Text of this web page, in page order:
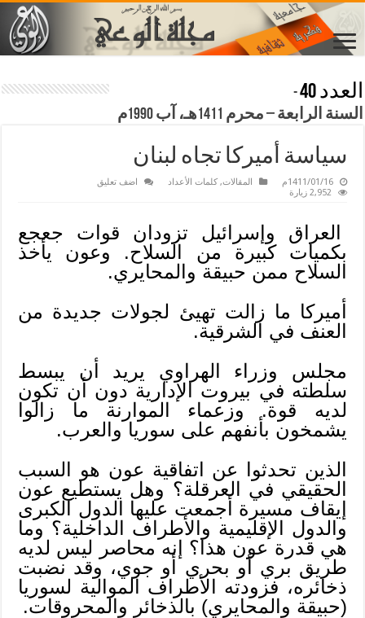
العدد 40
-
السنة الرابعة – محرم 1411هـ، آب 1990م
سياسة أميركا تجاه لبنان
1411/01/16م المقالات,كلمات الأعداد
اضف تعليق
2,952 زيارة
العراق وإسرائيل تزودان قوات جعجع
بكميات كبيرة من السلاح. وعون يأخذ
السلاح ممن حبيقة والمحايري.
أميركا ما زالت تهيئ لجولات جديدة من
العنف في الشرقية.
مجلس وزراء الهراوي يريد أن يبسط
سلطته في بيروت الإدارية دون أن تكون
لديه قوة. وزعماء الموارنة ما زالوا
يشمخون بأنفهم على سوريا والعرب.
الذين تحدثوا عن اتفاقية عون هو السبب
الحقيقي في العرقلة؟ وهل يستطيع عون
إيقاف مسيرة أجمعت عليها الدول الكبرى
والدول الإقليمية والأطراف الداخلية؟ وما
هي قدرة عون هذا؟ إنه محاصر ليس لديه
طريق بري أو بحري أو جوي، وقد نضبت
ذخائره، فزودته الأطراف الموالية لسوريا
(حبيقة والمحايري) بالذخائر والمحروقات.